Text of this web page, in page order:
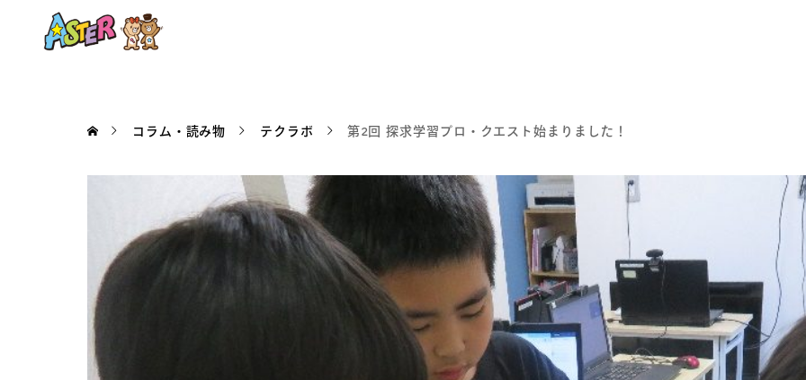
コラム・読み物 テクラボ 第2回 探求学習プロ・クエスト始まりました！